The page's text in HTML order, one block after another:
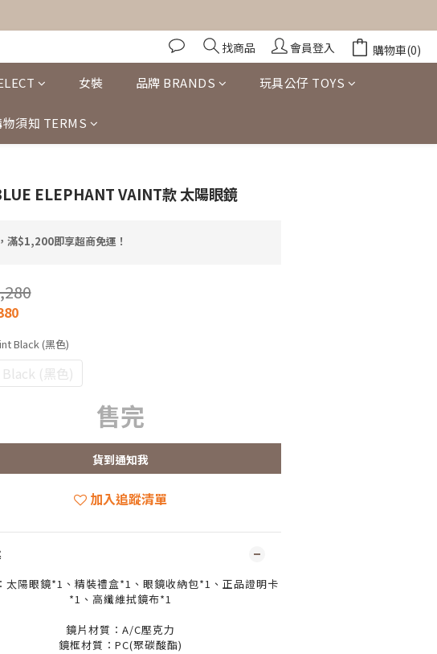
找商品 會員登入 購物車(0)
女裝 品牌 BRANDS 玩具公仔 TOYS
物須知 TERMS
ELEPHANT VAINT款 太陽眼鏡
滿$1,200即享超商免運！
Black (黑色)
(黑色)
售完
貨到通知我
加入追蹤清單
太陽眼鏡*1、精裝禮盒*1、眼鏡收納包*1、正品證明卡
*1、高纖維拭鏡布*1
鏡片材質：A/C壓克力
鏡框材質：PC(聚碳酸酯)